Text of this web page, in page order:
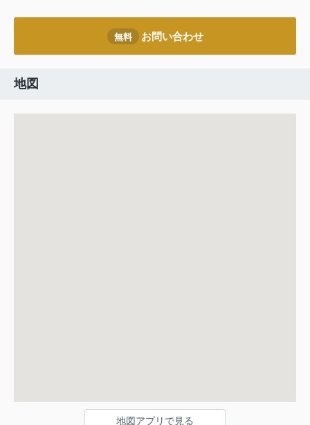
無料 お問い合わせ
地図
地図アプリで見る